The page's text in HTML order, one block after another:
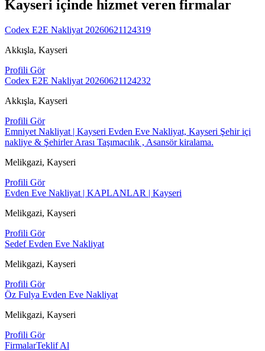
Kayseri içinde hizmet veren firmalar
Codex E2E Nakliyat 20260621124319
Akkışla, Kayseri
Profili Gör
Codex E2E Nakliyat 20260621124232
Akkışla, Kayseri
Profili Gör
Emniyet Nakliyat | Kayseri Evden Eve Nakliyat, Kayseri Şehir içi
nakliye & Şehirler Arası Taşımacılık , Asansör kiralama.
Melikgazi, Kayseri
Profili Gör
Evden Eve Nakliyat | KAPLANLAR | Kayseri
Melikgazi, Kayseri
Profili Gör
Sedef Evden Eve Nakliyat
Melikgazi, Kayseri
Profili Gör
Öz Fulya Evden Eve Nakliyat
Melikgazi, Kayseri
Profili Gör
FirmalarTeklif Al